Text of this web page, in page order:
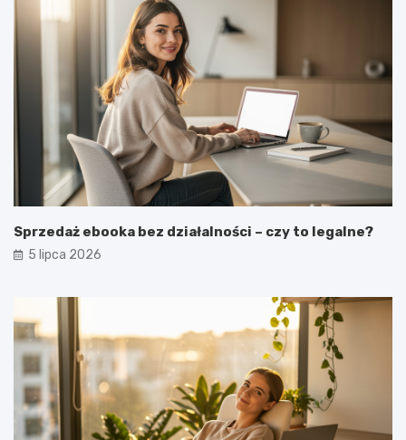
Sprzedaż ebooka bez działalności – czy to legalne?
5 lipca 2026